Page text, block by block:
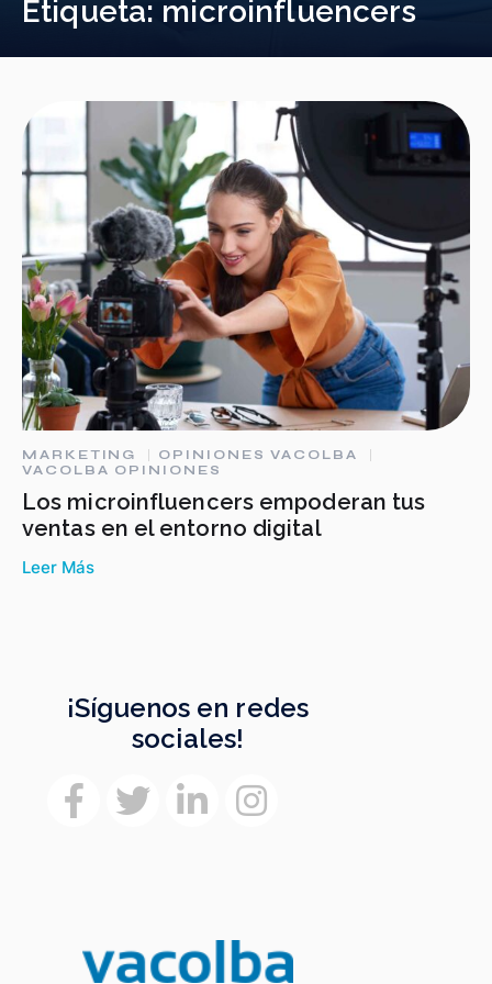
Etiqueta: microinfluencers
MARKETING
OPINIONES VACOLBA
VACOLBA OPINIONES
Los microinfluencers empoderan tus
ventas en el entorno digital
Leer Más
¡Síguenos en redes
sociales!